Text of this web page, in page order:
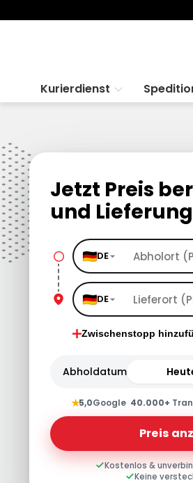
Kurierdienst
Jetzt Preis
und
DE
DE
Zwischenstopp
Abholdatum
★5,0Google· 40.000+
Preis
Kostenlos &
Keine